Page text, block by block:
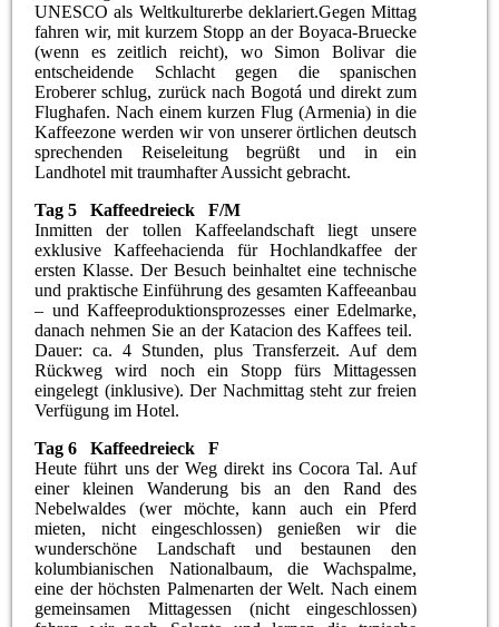
UNESCO als Weltkulturerbe deklariert.Gegen Mittag
fahren wir, mit kurzem Stopp an der Boyaca-Bruecke
(wenn es zeitlich reicht), wo Simon Bolivar die
entscheidende Schlacht gegen die spanischen
Eroberer schlug, zurück nach Bogotá und direkt zum
Flughafen. Nach einem kurzen Flug (Armenia) in die
Kaffeezone werden wir von unserer örtlichen deutsch
sprechenden Reiseleitung begrüßt und in ein
Landhotel mit traumhafter Aussicht gebracht.
Tag 5 Kaffeedreieck F/M
Inmitten der tollen Kaffeelandschaft liegt unsere
exklusive Kaffeehacienda für Hochlandkaffee der
ersten Klasse. Der Besuch beinhaltet eine technische
und praktische Einführung des gesamten Kaffeeanbau
– und Kaffeeproduktionsprozesses einer Edelmarke,
danach nehmen Sie an der Katacion des Kaffees teil.
Dauer: ca. 4 Stunden, plus Transferzeit. Auf dem
Rückweg wird noch ein Stopp fürs Mittagessen
eingelegt (inklusive). Der Nachmittag steht zur freien
Verfügung im Hotel.
Tag 6 Kaffeedreieck F
Heute führt uns der Weg direkt ins Cocora Tal. Auf
einer kleinen Wanderung bis an den Rand des
Nebelwaldes (wer möchte, kann auch ein Pferd
mieten, nicht eingeschlossen) genießen wir die
wunderschöne Landschaft und bestaunen den
kolumbianischen Nationalbaum, die Wachspalme,
eine der höchsten Palmenarten der Welt. Nach einem
gemeinsamen Mittagessen (nicht eingeschlossen)